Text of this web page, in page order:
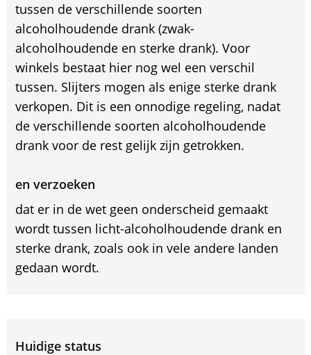
tussen de verschillende soorten
alcoholhoudende drank (zwak-
alcoholhoudende en sterke drank). Voor
winkels bestaat hier nog wel een verschil
tussen. Slijters mogen als enige sterke drank
verkopen. Dit is een onnodige regeling, nadat
de verschillende soorten alcoholhoudende
drank voor de rest gelijk zijn getrokken.
en verzoeken
dat er in de wet geen onderscheid gemaakt
wordt tussen licht-alcoholhoudende drank en
sterke drank, zoals ook in vele andere landen
gedaan wordt.
Huidige status